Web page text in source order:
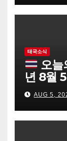
태국소식
오늘
년 8월
AUG 5,